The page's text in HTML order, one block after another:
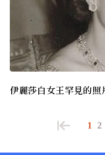
伊麗莎白女王罕見的照
1 2